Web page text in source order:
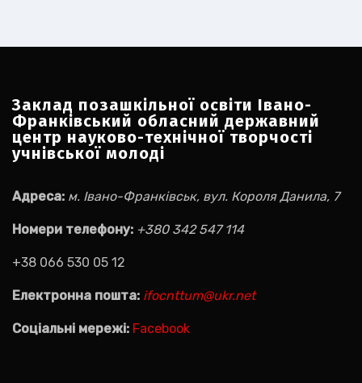
Заклад позашкільної освіти Івано-
Франківський обласний державний
центр науково-технічної творчості
учнівської молоді
Адреса: м. Івано-Франківськ, вул. Короля Данила, 7
Номери телефону: +380 342 547 114
+38 066 530 05 12
Електронна пошта: ifocnttum@ukr.net
Соціальні мережі: Facebook